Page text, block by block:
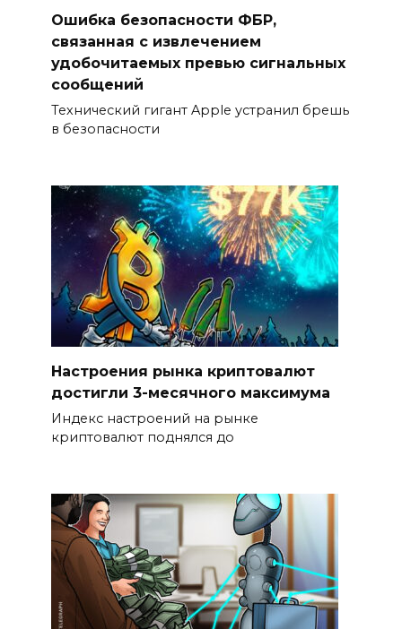
Ошибка безопасности ФБР,
связанная с извлечением
удобочитаемых превью сигнальных
сообщений
Технический гигант Apple устранил брешь
в безопасности
Настроения рынка криптовалют
достигли 3-месячного максимума
Индекс настроений на рынке
криптовалют поднялся до